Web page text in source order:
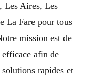
Les Aires, Les
La Fare pour tous
mission est de
afin de
rapides et